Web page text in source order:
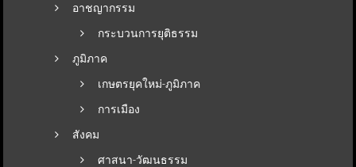
อาชญากรรม
กระบวนการยุติธรรม
ภูมิภาค
เกษตรยุคใหม่-ภูมิภาค
การเมือง
สังคม
ศาสนา-วัฒนธรรม